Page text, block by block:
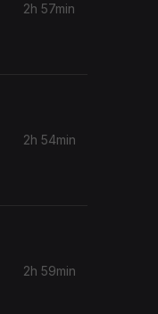
2h 57min
2h 54min
2h 59min